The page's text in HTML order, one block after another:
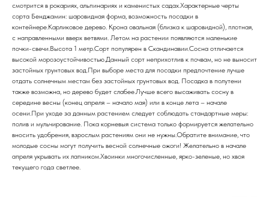
смотрится в рокариях, альпинариях и каменистых садах.Характерные черты
сорта Бенджамин: шаровидная форма, возможность посадки в
контейнере.Карликовое дерево. Крона овальная (близка к шаровидной), плотная,
с направленными вверх ветвями. Летом на растении появляются маленькие
почки-свечи.Высота 1 метр.Сорт популярен в Скандинавии.Сосна отличается
высокой морозоустойчивостью.Данный сорт неприхотлив к почвам, но не выносит
застойных грунтовых вод.При выборе места для посадки предпочтение лучше
отдать солнечным местам без застойных грунтовых вод. Посадка в полутени
также возможна, но дерево будет слабее.Лучше всего высаживать сосну в
середине весны (конец апреля – начало мая) или в конце лета – начале
осени.При уходе за данным растением следует соблюдать стандартные меры:
полив и мульчирование. Пока корневыя система только формируется желательно
вносить удобрения, взрослым растениям они не нужны.Обратите внимание, что
молодые сосны могут получить весной солнечные ожоги! Желательно в начале
апреля укрывать их лапником.Хвоинки многочисленные, ярко-зеленые, но хвоя
текущего года светлее.